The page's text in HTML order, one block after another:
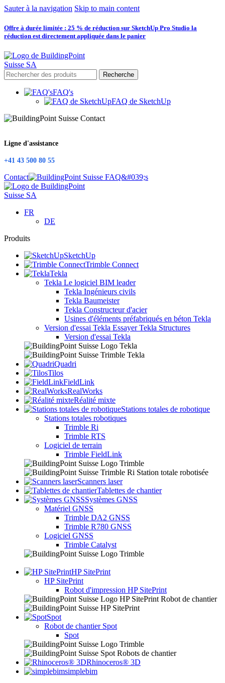
Sauter à la navigation Skip to main content
Offre à durée limitée : 25 % de réduction sur SketchUp Pro Studio la
réduction est directement appliquée dans le panier
Recherche
FAQ's
FAQ de SketchUp
Ligne d'assistance
+41 43 500 80 55
Contact
FR
DE
Produits
SketchUp
Trimble Connect
Tekla
Tekla Le logiciel BIM leader
Tekla Ingénieurs civils
Tekla Baumeister
Tekla Constructeur d'acier
Usines d'éléments préfabriqués en béton Tekla
Version d'essai Tekla Essayer Tekla Structures
Version d'essai Tekla
Quadri
Tilos
FieldLink
RealWorks
Réalité mixte
Stations totales de robotique
Stations totales robotiques
Trimble Ri
Trimble RTS
Logiciel de terrain
Trimble FieldLink
Scanners laser
Tablettes de chantier
Systèmes GNSS
Matériel GNSS
Trimble DA2 GNSS
Trimble R780 GNSS
Logiciel GNSS
Trimble Catalyst
HP SitePrint
HP SitePrint
Robot d'impression HP SitePrint
Spot
Robot de chantier Spot
Spot
Rhinoceros® 3D
simplebim